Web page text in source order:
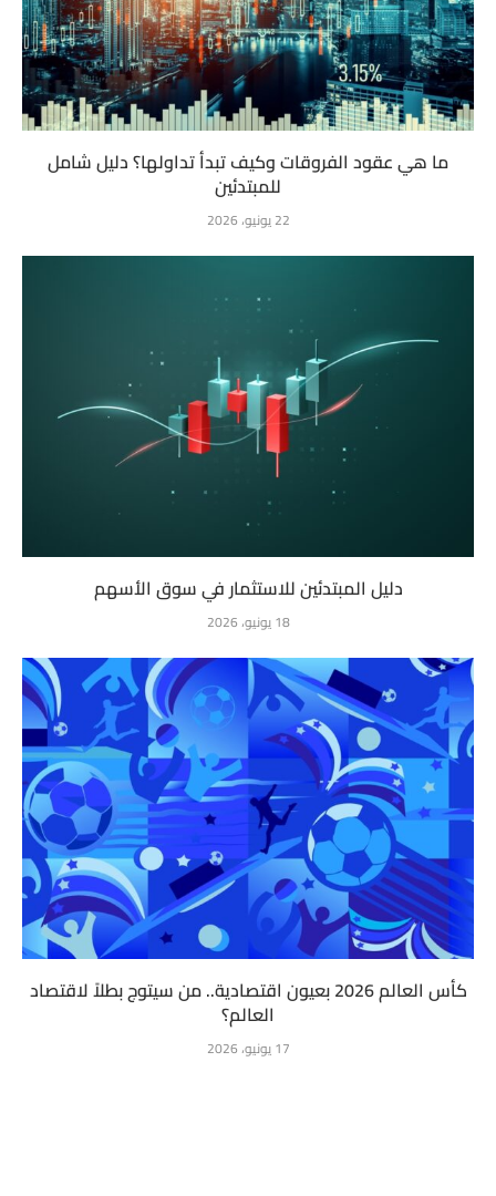
ما هي عقود الفروقات وكيف تبدأ تداولها؟ دليل شامل
للمبتدئين
22 يونيو، 2026
دليل المبتدئين للاستثمار في سوق الأسهم
18 يونيو، 2026
كأس العالم 2026 بعيون اقتصادية.. من سيتوج بطلاً لاقتصاد
العالم؟
17 يونيو، 2026